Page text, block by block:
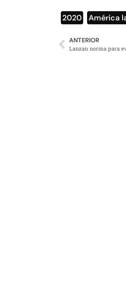
2020 América
ANTERIOR